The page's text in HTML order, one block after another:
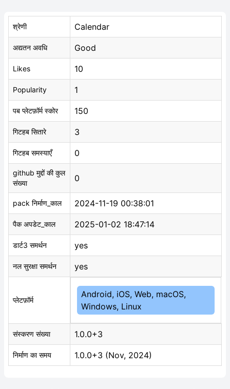
श्रेणी Calendar
अद्यतन अवधि Good
Likes 10
Popularity 1
पब प्लेटफ़ॉर्म स्कोर 150
गिटहब सितारे 3
गिटहब समस्याएँ 0
github मुद्दों की कुल
संख्या
0
pack निर्माण_काल 2024-11-19 00:38:01
पैक अपडेट_काल 2025-01-02 18:47:14
डार्ट3 समर्थन yes
नल सुरक्षा समर्थन yes
प्लेटफ़ॉर्म
Android, iOS, Web, macOS,
Windows, Linux
संस्करण संख्या 1.0.0+3
निर्माण का समय 1.0.0+3 (Nov, 2024)